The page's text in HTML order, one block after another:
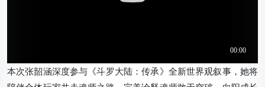
本次张韶涵深度参与《斗罗大陆：传承》全新世界观叙事，她将